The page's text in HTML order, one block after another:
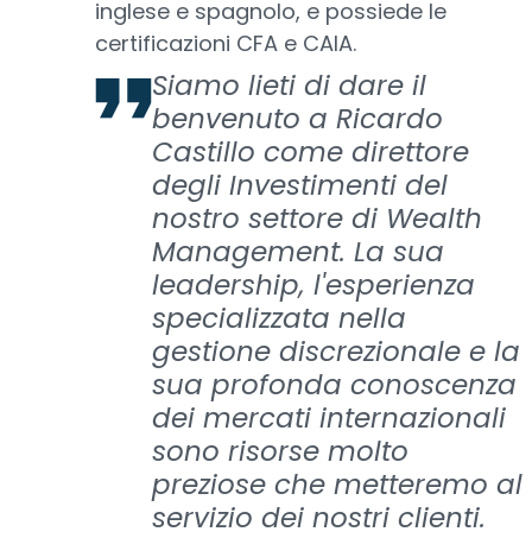
inglese e spagnolo, e possiede le
certificazioni CFA e CAIA.
Siamo lieti di dare il
benvenuto a Ricardo
Castillo come direttore
degli Investimenti del
nostro settore di Wealth
Management. La sua
leadership, l'esperienza
specializzata nella
gestione discrezionale e la
sua profonda conoscenza
dei mercati internazionali
sono risorse molto
preziose che metteremo al
servizio dei nostri clienti.